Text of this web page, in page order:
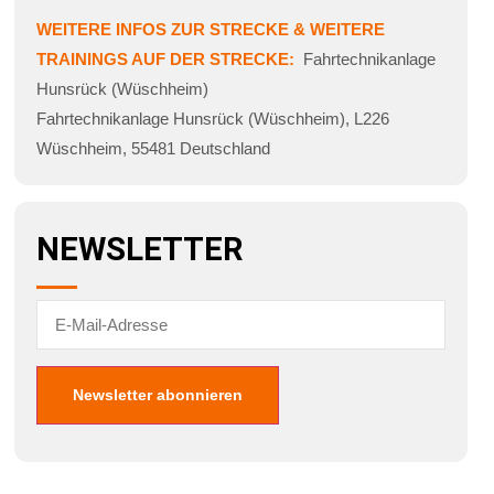
WEITERE INFOS ZUR STRECKE & WEITERE
TRAININGS AUF DER STRECKE: Fahrtechnikanlage
Hunsrück (Wüschheim)
Fahrtechnikanlage Hunsrück (Wüschheim), L226
Wüschheim, 55481 Deutschland
NEWSLETTER